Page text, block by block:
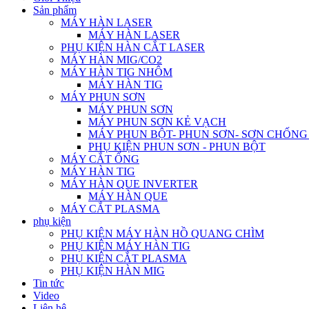
Sản phẩm
MÁY HÀN LASER
MÁY HÀN LASER
PHỤ KIỆN HÀN CẮT LASER
MÁY HÀN MIG/CO2
MÁY HÀN TIG NHÔM
MÁY HÀN TIG
MÁY PHUN SƠN
MÁY PHUN SƠN
MÁY PHUN SƠN KẺ VẠCH
MÁY PHUN BỘT- PHUN SƠN- SƠN
PHỤ KIỆN PHUN SƠN - PHUN BỘT
MÁY CẮT ỐNG
MÁY HÀN TIG
MÁY HÀN QUE INVERTER
MÁY HÀN QUE
MÁY CẮT PLASMA
phụ kiện
PHỤ KIỆN MÁY HÀN HỒ QUANG CHÌM
PHỤ KIỆN MÁY HÀN TIG
PHỤ KIỆN CẮT PLASMA
PHỤ KIỆN HÀN MIG
Tin tức
Video